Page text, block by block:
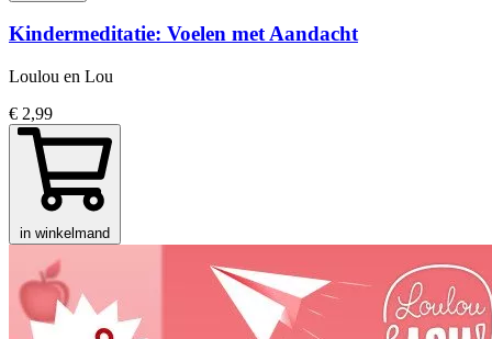
Kindermeditatie: Voelen met Aandacht
Loulou en Lou
€ 2,99
in winkelmand